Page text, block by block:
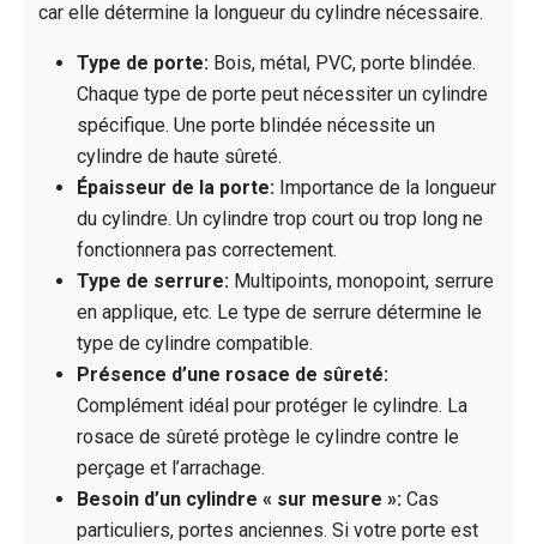
car elle détermine la longueur du cylindre nécessaire.
Type de porte: Bois, métal, PVC, porte blindée.
Chaque type de porte peut nécessiter un cylindre
spécifique. Une porte blindée nécessite un
cylindre de haute sûreté.
Épaisseur de la porte: Importance de la longueur
du cylindre. Un cylindre trop court ou trop long ne
fonctionnera pas correctement.
Type de serrure: Multipoints, monopoint, serrure
en applique, etc. Le type de serrure détermine le
type de cylindre compatible.
Présence d’une rosace de sûreté:
Complément idéal pour protéger le cylindre. La
rosace de sûreté protège le cylindre contre le
perçage et l’arrachage.
Besoin d’un cylindre « sur mesure »: Cas
particuliers, portes anciennes. Si votre porte est